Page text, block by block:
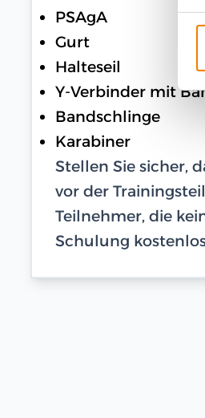
PSAgA
Gurt
Halteseil
Y-Verbinder mit
Bandschlinge
Karabiner
Stellen Sie sicher,
vor der
Teilnehmer, die
Schulung